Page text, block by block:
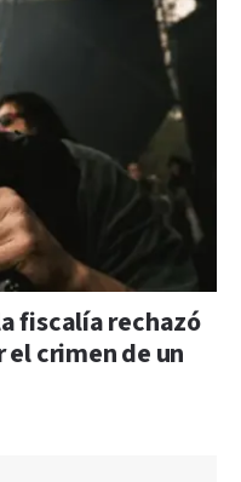
fiscalía rechazó
el crimen de un